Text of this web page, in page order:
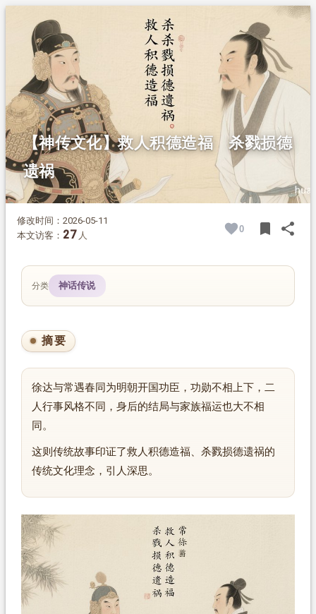
正文
2.1.九华山之战的杀俘分歧
2.2.
二人的行事差异
2.3.
不同的身后福运
2.4.史家评说
【神传文化】救人积德造福 杀戮损德
遗祸
修改时间：2026-05-11
本文访客： 27 人
0 bookmark share
分类 神话传说
摘要
徐达与常遇春同为明朝开国功臣，功勋不相上下，二
人行事风格不同，身后的结局与家族福运也大不相
同。
这则传统故事印证了救人积德造福、杀戮损德遗祸的
传统文化理念，引人深思。